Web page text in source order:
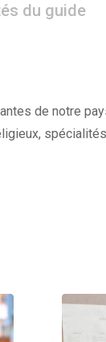
du guide
de notre